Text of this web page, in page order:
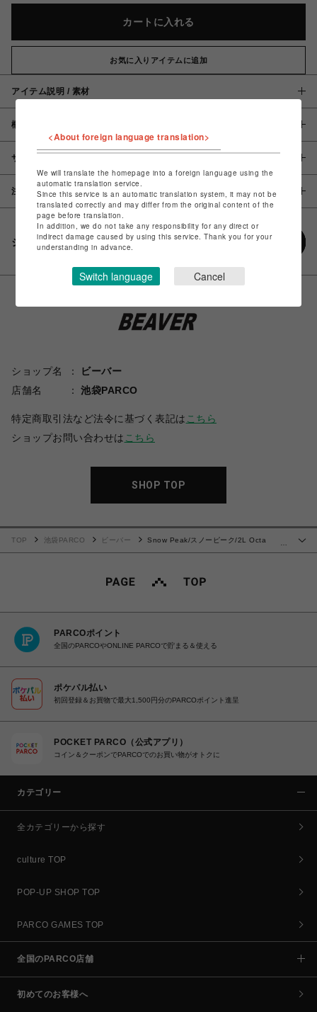
カートに入れる
お気に入りアイテムに追加
アイテム説明 / 素材
概要
サイズ
注意事項
シェアする
ショップ名
ビーバー
店舗名
池袋PARCO
特定商取引法など法令に基づく表記は こちら
ショップお問い合わせは こちら
SHOP TOP
TOP 池袋PARCO ビーバー
Snow Peak/スノーピーク/2L Octa
PARCOポイント
全国のPARCOやONLINE PARCOで貯まる＆使える
ポケパル払い
初回登録＆お買物で最大1,500円分のPARCOポイント進呈
POCKET PARCO（公式アプリ）
コイン＆クーポンでPARCOでのお買い物がオトクに
カテゴリー
全カテゴリーから探す
culture TOP
POP-UP SHOP TOP
PARCO GAMES TOP
全国のPARCO店舗
初めてのお客様へ
<About foreign language translation>
We will translate the homepage into a foreign language using the
automatic translation service.
Since this service is an automatic translation system, it may not be
translated correctly and may differ from the original content of the
page before translation.
In addition, we do not take any responsibility for any direct or
indirect damage caused by using this service. Thank you for your
understanding in advance.
Switch language Cancel